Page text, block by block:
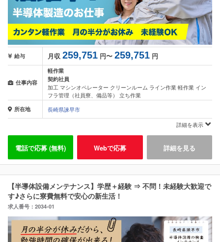
給与 月収 259,751 円〜 259,751 円
仕事内容
軽作業
契約社員
加工 マシンオペレーター クリーンルーム ライン作業 軽作業 イン
フラ管理（社員寮、備品等） 立ち作業
所在地
長崎県諫早市
詳細を表示
電話で応募 (無料) Webで応募 詳細を見る
【半導体設備メンテナンス】学歴＋経験 ⇒ 不問！未経験大歓迎で
す♪さらに寮費無料で安心の新生活！
求人番号：2034-01